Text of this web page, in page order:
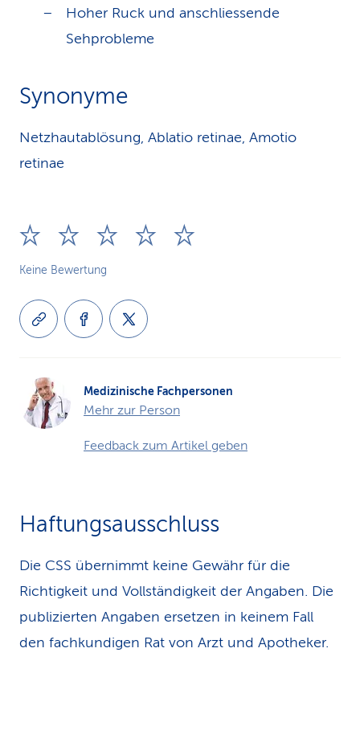
Hoher Ruck und anschliessende
Sehprobleme
Synonyme
Netzhautablösung, Ablatio retinae, Amotio
retinae
Keine Bewertung
Medizinische Fachpersonen
Mehr zur Person
Feedback zum Artikel geben
Haftungsausschluss
Die CSS übernimmt keine Gewähr für die
Richtigkeit und Vollständigkeit der Angaben. Die
publizierten Angaben ersetzen in keinem Fall
den fachkundigen Rat von Arzt und Apotheker.